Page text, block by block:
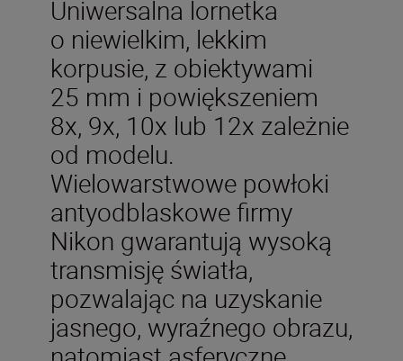
Uniwersalna lornetka
o niewielkim, lekkim
korpusie, z obiektywami
25 mm i powiększeniem
8x, 9x, 10x lub 12x zależnie
od modelu.
Wielowarstwowe powłoki
antyodblaskowe firmy
Nikon gwarantują wysoką
transmisję światła,
pozwalając na uzyskanie
jasnego, wyraźnego obrazu,